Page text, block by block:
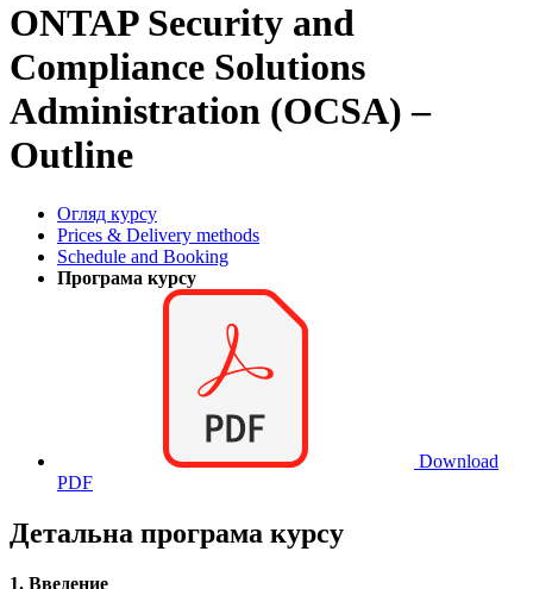
ONTAP Security and
Compliance Solutions
Administration (OCSA) –
Outline
Огляд курсу
Prices & Delivery methods
Schedule and Booking
Програма курсу
Download
PDF
Детальна програма курсу
1. Введение